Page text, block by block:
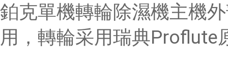
鉑克單機轉輪除濕機主機
用，轉輪采用瑞典Proflute